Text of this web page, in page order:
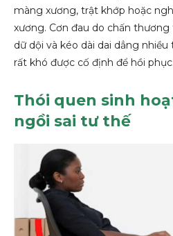
màng xương, trật khớp hoặc
xương. Cơn đau do chấn
dữ dội và kéo dài dai dẳng
rất khó được cố định để hồi phục.
Thói quen sinh
ngồi sai tư thế